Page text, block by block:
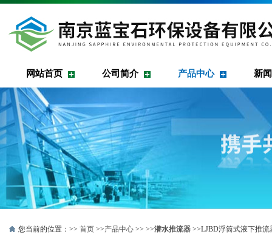
网站首页 公司简介 产品中心 新
您当前的位置：>> 首页 >>产品中心 >> >>潜水推流器 >>LJBD浮筒式液下推